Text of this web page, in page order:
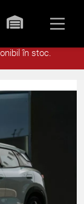
în stoc.
ATTO 2 5 uși